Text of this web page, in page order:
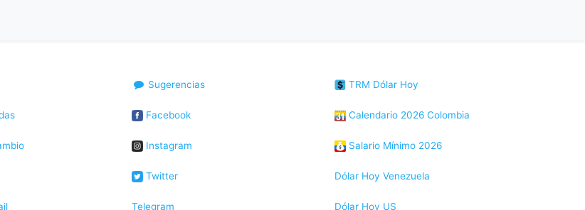
Sugerencias
Facebook
Instagram
Twitter
Telegram
TRM Dólar Hoy
Calendario 2026 Colombia
Salario Mínimo 2026
Dólar Hoy Venezuela
Dólar Hoy US